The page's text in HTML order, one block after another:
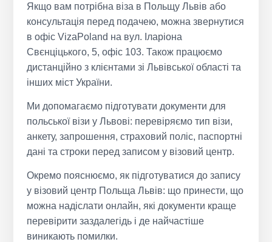
Якщо вам потрібна віза в Польщу Львів або
консультація перед подачею, можна звернутися
в офіс VizaPoland на вул. Іларіона
Свєнціцького, 5, офіс 103. Також працюємо
дистанційно з клієнтами зі Львівської області та
інших міст України.
Ми допомагаємо підготувати документи для
польської візи у Львові: перевіряємо тип візи,
анкету, запрошення, страховий поліс, паспортні
дані та строки перед записом у візовий центр.
Окремо пояснюємо, як підготуватися до запису
у візовий центр Польща Львів: що принести, що
можна надіслати онлайн, які документи краще
перевірити заздалегідь і де найчастіше
виникають помилки.